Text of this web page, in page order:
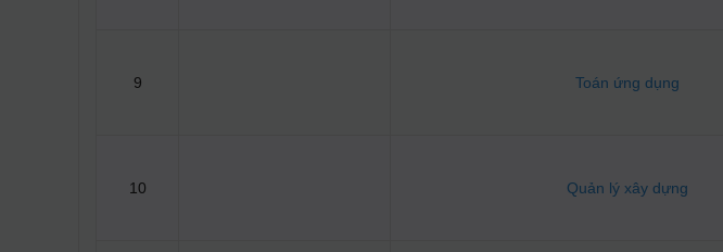
9 Toán ứng dụng
10 Quản lý xây dựng